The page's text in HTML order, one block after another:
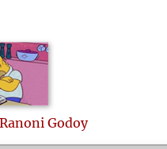
Ranoni Godoy